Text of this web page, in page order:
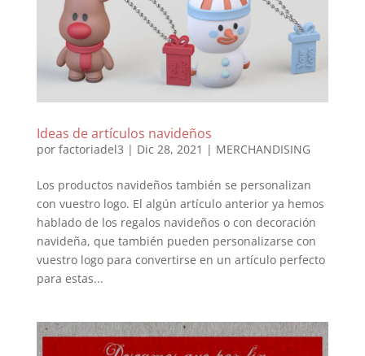
Ideas de artículos navideños
por factoriadel3 | Dic 28, 2021 | MERCHANDISING
Los productos navideños también se personalizan
con vuestro logo. El algún artículo anterior ya hemos
hablado de los regalos navideños o con decoración
navideña, que también pueden personalizarse con
vuestro logo para convertirse en un artículo perfecto
para estas...